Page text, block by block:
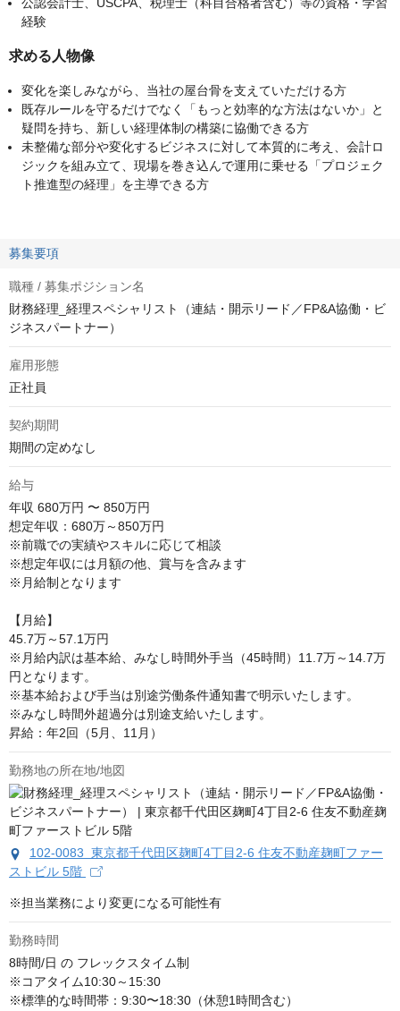
公認会計士、USCPA、税理士（科目合格者含む）等の資格・学習
経験
求める人物像
変化を楽しみながら、当社の屋台骨を支えていただける方
既存ルールを守るだけでなく「もっと効率的な方法はないか」と
疑問を持ち、新しい経理体制の構築に協働できる方
未整備な部分や変化するビジネスに対して本質的に考え、会計ロ
ジックを組み立て、現場を巻き込んで運用に乗せる「プロジェク
ト推進型の経理」を主導できる方
募集要項
職種 / 募集ポジション名
財務経理_経理スペシャリスト（連結・開示リード／FP&A協働・ビ
ジネスパートナー）
雇用形態
正社員
契約期間
期間の定めなし
給与
年収 680万円 〜 850万円
想定年収：680万～850万円
※前職での実績やスキルに応じて相談
※想定年収には月額の他、賞与を含みます
※月給制となります
【月給】
45.7万～57.1万円
※月給内訳は基本給、みなし時間外手当（45時間）11.7万～14.7万
円となります。
※基本給および手当は別途労働条件通知書で明示いたします。
※みなし時間外超過分は別途支給いたします。
昇給：年2回（5月、11月）
勤務地の所在地/地図
102-0083 東京都千代田区麹町4丁目2-6 住友不動産麹町ファー
ストビル 5階
※担当業務により変更になる可能性有
勤務時間
8時間/日 の フレックスタイム制
※コアタイム10:30～15:30
※標準的な時間帯：9:30〜18:30（休憩1時間含む）